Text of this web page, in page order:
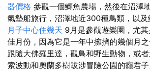
器價格 參觀一個鱷魚農場，然後在沼澤
氣墊船旅行，沼澤地近300種鳥類，以及
月子中心住幾天 9月是參觀遊樂園，尤
佳月份，因為它是一年中擁擠的幾個月
跟隨大佛羅里達，觀鳥和野生動物，或
索波動和奧蘭多樹跋涉冒險公園的癮君子